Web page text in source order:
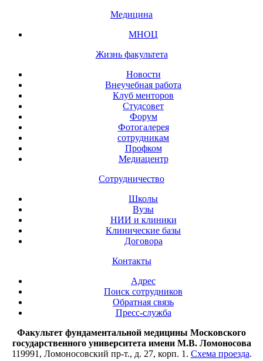
Медицина
МНОЦ
Жизнь факультета
Новости
Внеучебная работа
Клуб менторов
Студсовет
Форум
Фотогалерея
сотрудникам
Профком
Медиацентр
Сотрудничество
Школы
Вузы
НИИ и клиники
Клинические базы
Договора
Контакты
Адрес
Поиск сотрудников
Обратная связь
Пресс-служба
Факультет фундаментальной медицины Московского
государственного университета имени М.В. Ломоносова
119991, Ломоносовский пр-т., д. 27, корп. 1. Схема проезда.